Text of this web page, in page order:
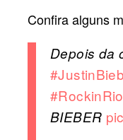
Confira alguns
Depois da
BIEBER